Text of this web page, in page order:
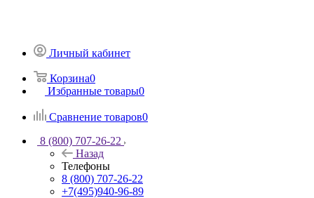
Личный кабинет
Корзина0
Избранные товары0
Сравнение товаров0
8 (800) 707-26-22
Назад
Телефоны
8 (800) 707-26-22
+7(495)940-96-89